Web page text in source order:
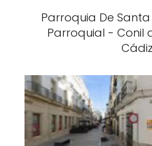
Parroquia De
Parroquial - Conil
Cádiz